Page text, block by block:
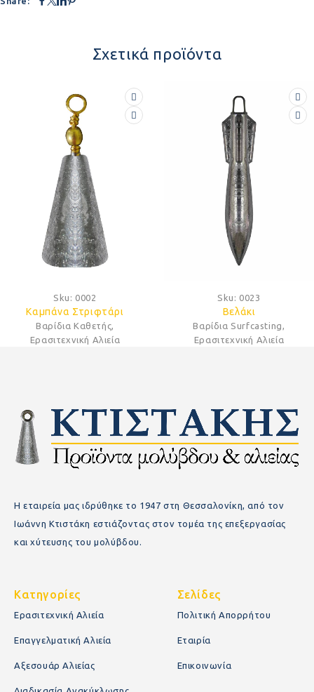
Σχετικά προϊόντα
Βαρίδια Surfcasting
Ερασιτεχνική Αλιεία
Βαρίδια
Η εταιρεία μας ιδρύθηκε το 1947 στη Θεσσαλονίκη, από τον
Ιωάννη Κτιστάκη εστιάζοντας στον τομέα της επεξεργασίας
και χύτευσης του μολύβδου.
Κατηγορίες
Ερασιτεχνική Αλιεία
Επαγγελματική Αλιεία
Αξεσουάρ Αλιείας
Σελίδες
Πολιτική Απορρήτου
Εταιρία
Επικοινωνία